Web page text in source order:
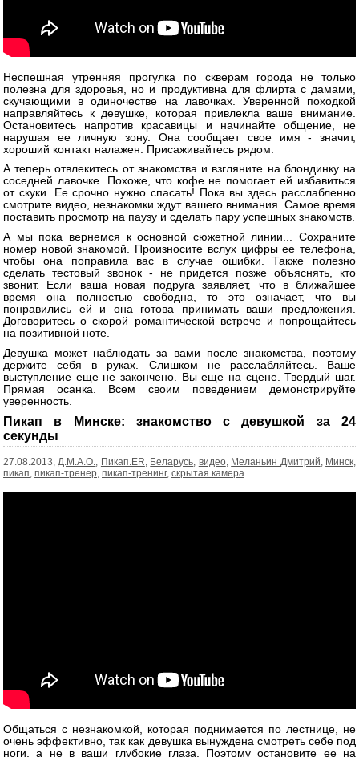
Неспешная утренняя прогулка по скверам города не только
полезна для здоровья, но и продуктивна для флирта с дамами,
скучающими в одиночестве на лавочках. Уверенной походкой
направляйтесь к девушке, которая привлекла ваше внимание.
Остановитесь напротив красавицы и начинайте общение, не
нарушая ее личную зону. Она сообщает свое имя - значит,
хороший контакт налажен. Присаживайтесь рядом.
А теперь отвлекитесь от знакомства и взгляните на блондинку на
соседней лавочке. Похоже, что кофе не помогает ей избавиться
от скуки. Ее срочно нужно спасать! Пока вы здесь расслабленно
смотрите видео, незнакомки ждут вашего внимания. Самое время
поставить просмотр на паузу и сделать пару успешных знакомств.
А мы пока вернемся к основной сюжетной линии... Сохраните
номер новой знакомой. Произносите вслух цифры ее телефона,
чтобы она поправила вас в случае ошибки. Также полезно
сделать тестовый звонок - не придется позже объяснять, кто
звонит. Если ваша новая подруга заявляет, что в ближайшее
время она полностью свободна, то это означает, что вы
понравились ей и она готова принимать ваши предложения.
Договоритесь о скорой романтической встрече и попрощайтесь
на позитивной ноте.
Девушка может наблюдать за вами после знакомства, поэтому
держите себя в руках. Слишком не расслабляйтесь. Ваше
выступление еще не закончено. Вы еще на сцене. Твердый шаг.
Прямая осанка. Всем своим поведением демонстрируйте
уверенность.
Пикап в Минске: знакомство с девушкой за 24
секунды
27.08.2013,Д.М.А.О., Пикап.ER, Беларусь, видео, Меланьин Дмитрий, Минск,
пикап, пикап-тренер, пикап-тренинг, скрытая камера
Общаться с незнакомкой, которая поднимается по лестнице, не
очень эффективно, так как девушка вынуждена смотреть себе под
ноги, а не в ваши глубокие глаза. Поэтому остановите ее на